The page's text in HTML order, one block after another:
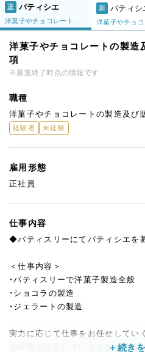
正 パティシエ 新 パティシ
洋菓子やチョコレートの製造
項
※募集終了時点の情報です
職種
洋菓子やチョコレートの製造及び
経験者 未経験
雇用形態
正社員
仕事内容
◆パティスリーにてパティシエを
＜仕事内容＞
・パティスリーで洋菓子製造全般
・ショコラの製造
・ジェラートの製造
実力に応じて仕事をお任せしてい
の経験を活かしていきながらスキ